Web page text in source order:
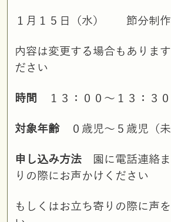
１月１５日（水） 節分制作
内容は変更する場合もありま
ださい
時間 １３：００～１３：３０
対象年齢０歳児～５歳児（未
申し込み方法園に電話連絡ま
りの際にお声かけください
もしくはお立ち寄りの際に声